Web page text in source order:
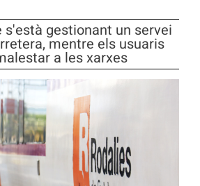
gestionant un servei
mentre els usuaris
a les xarxes